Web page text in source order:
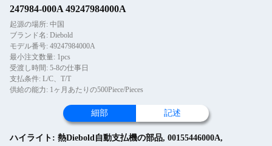
247984-000A 49247984000A
起源の場所: 中国
ブランド名: Diebold
モデル番号: 49247984000A
最小注文数量: 1pcs
受渡し時間: 5-8の仕事日
支払条件: L/C、T/T
供給の能力: 1ヶ月あたりの500Piece/Pieces
細部 記述
ハイライト: 熱Diebold自動支払機の部品, 00155446000A,